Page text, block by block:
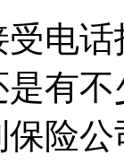
受电
有
险